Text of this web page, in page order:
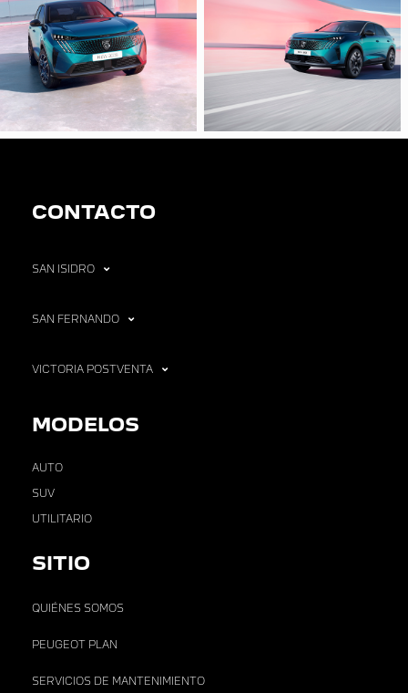
CONTACTO
SAN ISIDRO
SAN FERNANDO
VICTORIA POSTVENTA
MODELOS
AUTO
SUV
UTILITARIO
SITIO
QUIÉNES SOMOS
PEUGEOT PLAN
SERVICIOS DE MANTENIMIENTO